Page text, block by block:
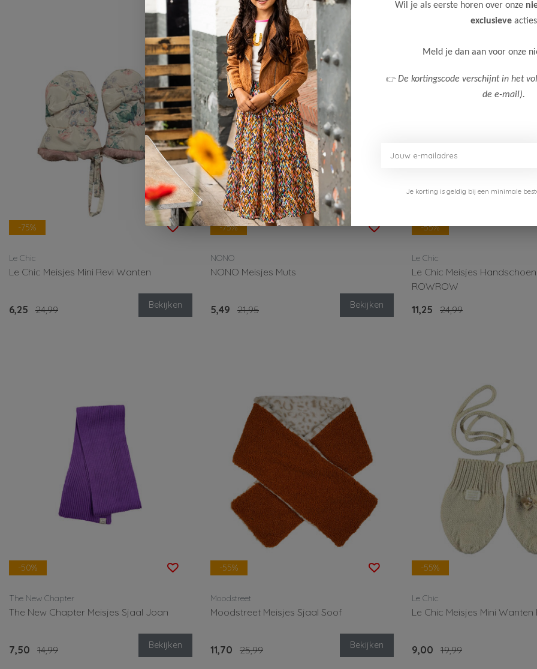
-75%
Le Chic
Le Chic Meisjes Mini Revi Wanten
6,25 24,99 Bekijken
-75%
NONO
NONO Meisjes Muts
5,49 21,95 Bekijken
-55%
Le Chic
Le Chic Meisjes
ROWROW
11,25
24,99
-50%
The New Chapter
The New Chapter Meisjes Sjaal Joan
7,50 14,99 Bekijken
-55%
Moodstreet
Moodstreet Meisjes Sjaal Soof
11,70 25,99 Bekijken
-55%
Le Chic
Le Chic Meisjes Mini Wanten
9,00 19,99
Wil je als eerste horen over onze
exclusieve
Meld je dan aan voor onze
👉 De kortingscode verschijnt in het
de e-mail).
Je korting is geldig bij een minimale